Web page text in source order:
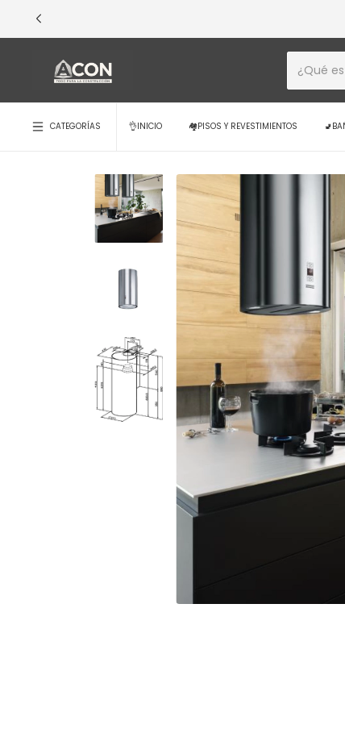
💳
CATEGORÍAS 👌INICIO 🏘️PISOS Y REVESTIMIENTOS